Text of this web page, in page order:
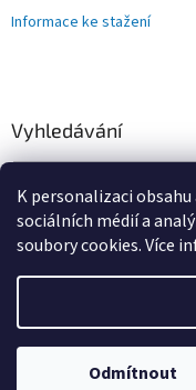
K personalizaci
sociálních médií a
soubory cookies. Více
Odmítnout
Omlouváme se za určité
převodem na nový systém,
trpělivost. Prodejna-
Informace ke stažení
Vyhledávání
Copyright 2026